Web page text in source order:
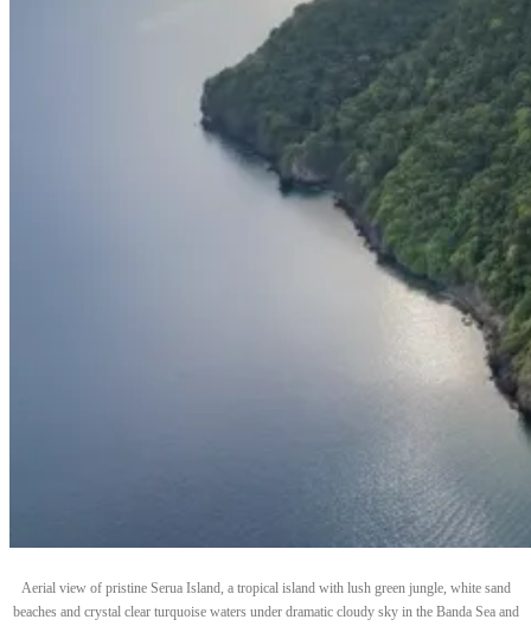
Aerial view of pristine Serua Island, a tropical island with lush green jungle, white sand
beaches and crystal clear turquoise waters under dramatic cloudy sky in the Banda Sea and